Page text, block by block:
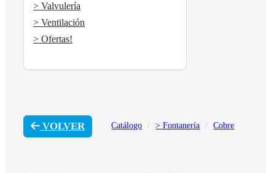
> Valvulería
> Ventilación
> Ofertas!
Catálogo > Fontanería Cobre
VOLVER